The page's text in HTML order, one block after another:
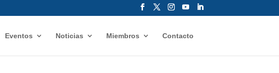
Eventos Noticias Miembros Contacto